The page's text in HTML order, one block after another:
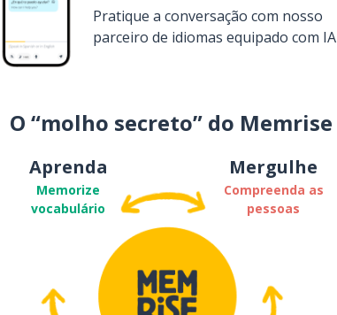
Pratique a conversação com nosso
parceiro de idiomas equipado com IA
O “molho secreto” do Memrise
Aprenda
Memorize
vocabulário
Mergulhe
Compreenda as
pessoas